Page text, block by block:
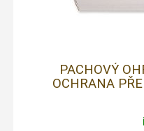
PACHOVÝ
OCHRANA